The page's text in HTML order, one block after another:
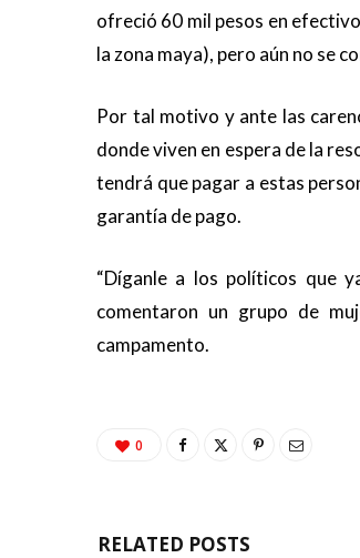
ofreció 60 mil pesos en
la zona maya), pero aún no se
Por tal motivo y ante las
donde viven en espera de la
tendrá que pagar a estas
garantía de pago.
“Díganle a los políticos que
comentaron un grupo de
campamento.
0
RELATED POSTS